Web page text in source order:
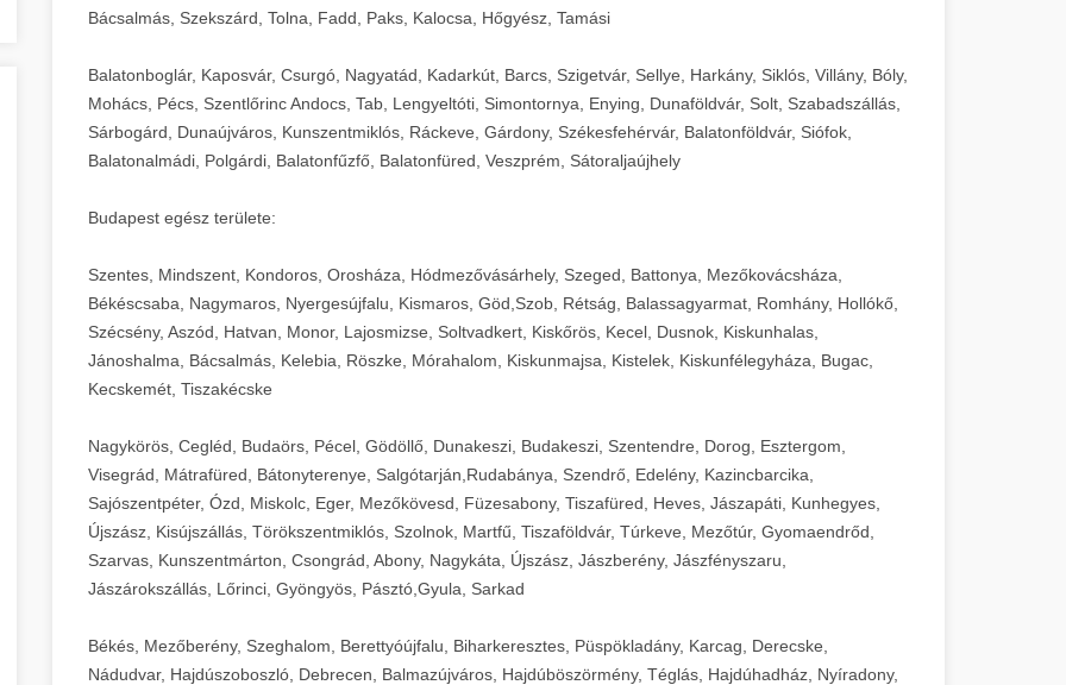
Bácsalmás, Szekszárd, Tolna, Fadd, Paks, Kalocsa, Hőgyész, Tamási
Balatonboglár, Kaposvár, Csurgó, Nagyatád, Kadarkút, Barcs, Szigetvár, Sellye, Harkány, Siklós, Villány, Bóly,
Mohács, Pécs, Szentlőrinc Andocs, Tab, Lengyeltóti, Simontornya, Enying, Dunaföldvár, Solt, Szabadszállás,
Sárbogárd, Dunaújváros, Kunszentmiklós, Ráckeve, Gárdony, Székesfehérvár, Balatonföldvár, Siófok,
Balatonalmádi, Polgárdi, Balatonfűzfő, Balatonfüred, Veszprém, Sátoraljaújhely
Budapest egész területe:
Szentes, Mindszent, Kondoros, Orosháza, Hódmezővásárhely, Szeged, Battonya, Mezőkovácsháza,
Békéscsaba, Nagymaros, Nyergesújfalu, Kismaros, Göd,Szob, Rétság, Balassagyarmat, Romhány, Hollókő,
Szécsény, Aszód, Hatvan, Monor, Lajosmizse, Soltvadkert, Kiskőrös, Kecel, Dusnok, Kiskunhalas,
Jánoshalma, Bácsalmás, Kelebia, Röszke, Mórahalom, Kiskunmajsa, Kistelek, Kiskunfélegyháza, Bugac,
Kecskemét, Tiszakécske
Nagykörös, Cegléd, Budaörs, Pécel, Gödöllő, Dunakeszi, Budakeszi, Szentendre, Dorog, Esztergom,
Visegrád, Mátrafüred, Bátonyterenye, Salgótarján,Rudabánya, Szendrő, Edelény, Kazincbarcika,
Sajószentpéter, Ózd, Miskolc, Eger, Mezőkövesd, Füzesabony, Tiszafüred, Heves, Jászapáti, Kunhegyes,
Újszász, Kisújszállás, Törökszentmiklós, Szolnok, Martfű, Tiszaföldvár, Túrkeve, Mezőtúr, Gyomaendrőd,
Szarvas, Kunszentmárton, Csongrád, Abony, Nagykáta, Újszász, Jászberény, Jászfényszaru,
Jászárokszállás, Lőrinci, Gyöngyös, Pásztó,Gyula, Sarkad
Békés, Mezőberény, Szeghalom, Berettyóújfalu, Biharkeresztes, Püspökladány, Karcag, Derecske,
Nádudvar, Hajdúszoboszló, Debrecen, Balmazújváros, Hajdúböszörmény, Téglás, Hajdúhadház, Nyíradony,